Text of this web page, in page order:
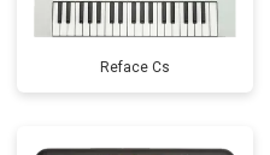
Reface Cs